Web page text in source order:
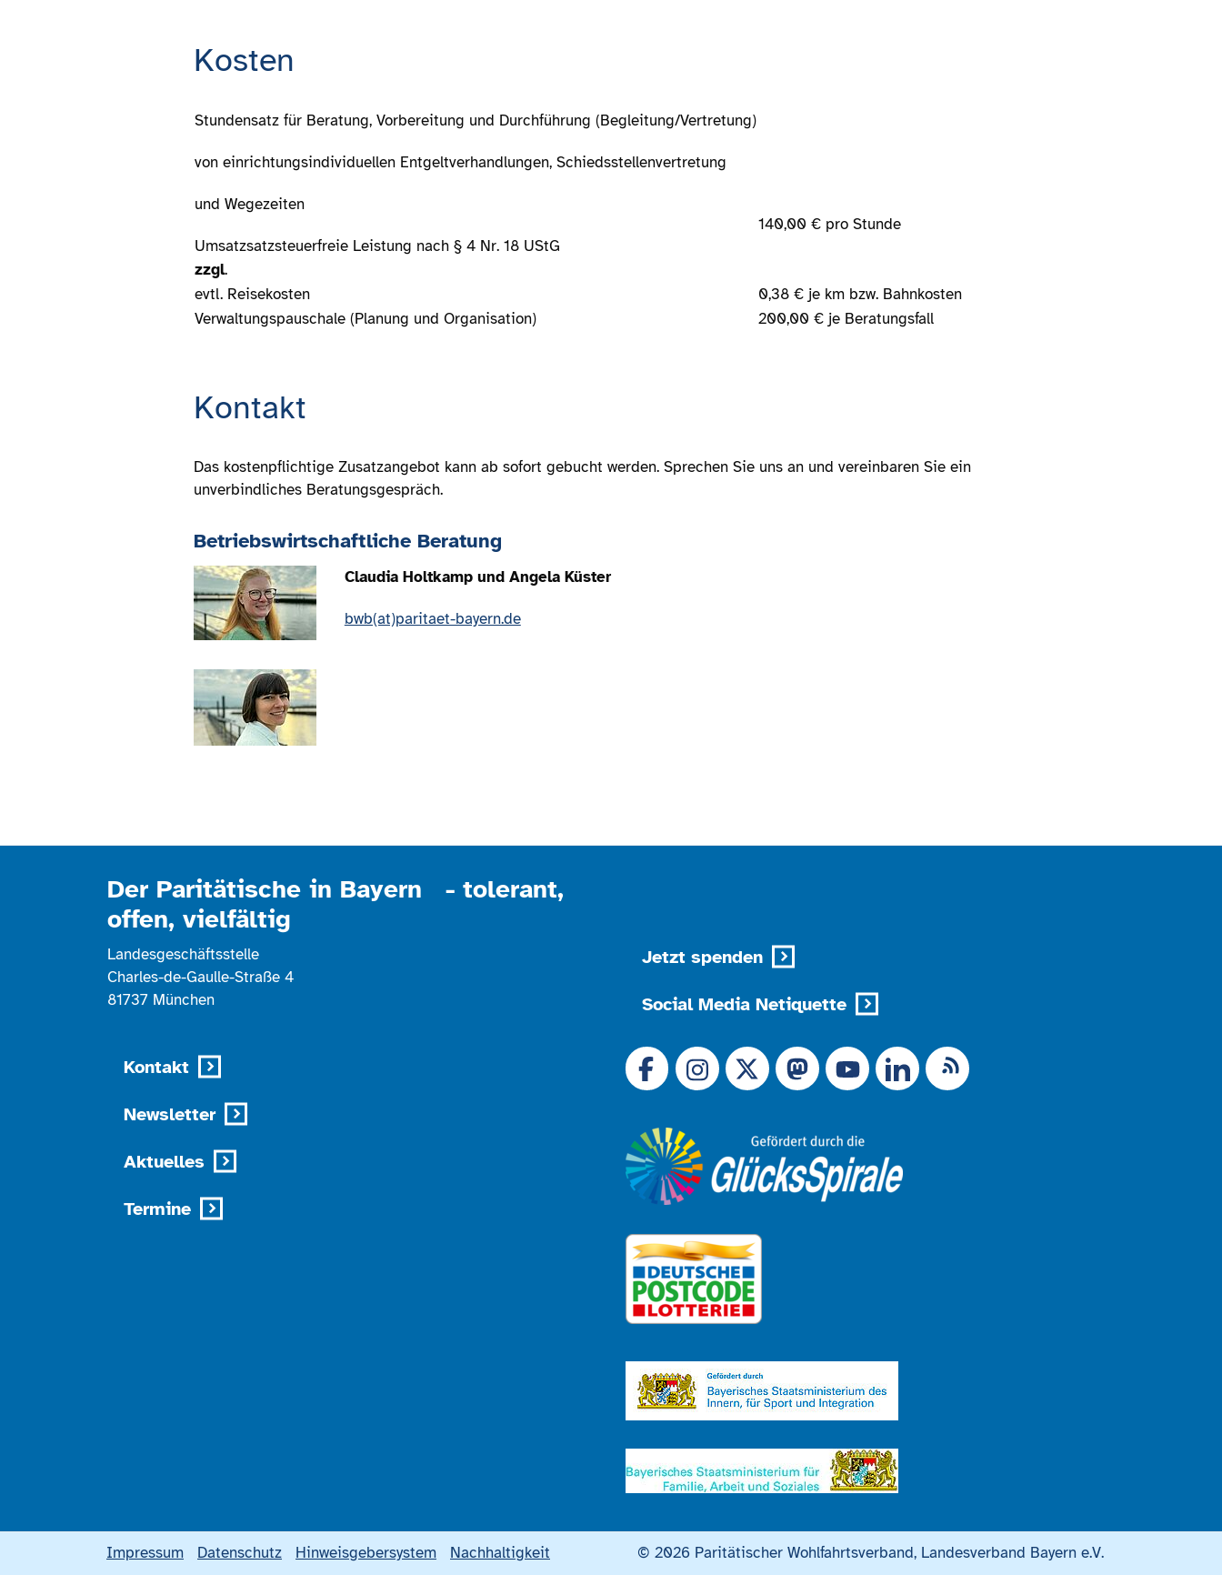
Kosten
Stundensatz für Beratung, Vorbereitung und Durchführung (Begleitung/Vertretung)
von einrichtungsindividuellen Entgeltverhandlungen, Schiedsstellenvertretung
und Wegezeiten
Umsatzsatzsteuerfreie Leistung nach § 4 Nr. 18 UStG
140,00 € pro Stunde
zzgl.
evtl. Reisekosten
0,38 € je km bzw. Bahnkosten
Verwaltungspauschale (Planung und Organisation)
200,00 € je Beratungsfall
Kontakt
Das kostenpflichtige Zusatzangebot kann ab sofort gebucht werden. Sprechen Sie uns an und vereinbaren Sie ein
unverbindliches Beratungsgespräch.
Betriebswirtschaftliche Beratung
Claudia Holtkamp und Angela Küster
bwb(at)paritaet-bayern.de
Der Paritätische in Bayern - tolerant,
offen, vielfältig
Landesgeschäftsstelle
Charles-de-Gaulle-Straße 4
81737 München
Kontakt
Newsletter
Aktuelles
Termine
Jetzt spenden
Social Media Netiquette
Link zu X (Ex-Twitter)
RSS-Feed
Impressum Datenschutz Hinweisgebersystem Nachhaltigkeit © 2026 Paritätischer Wohlfahrtsverband, Landesverband Bayern e.V.